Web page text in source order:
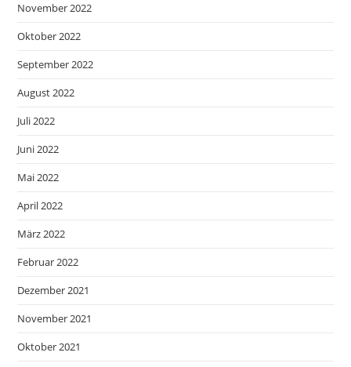
November 2022
Oktober 2022
September 2022
August 2022
Juli 2022
Juni 2022
Mai 2022
April 2022
März 2022
Februar 2022
Dezember 2021
November 2021
Oktober 2021